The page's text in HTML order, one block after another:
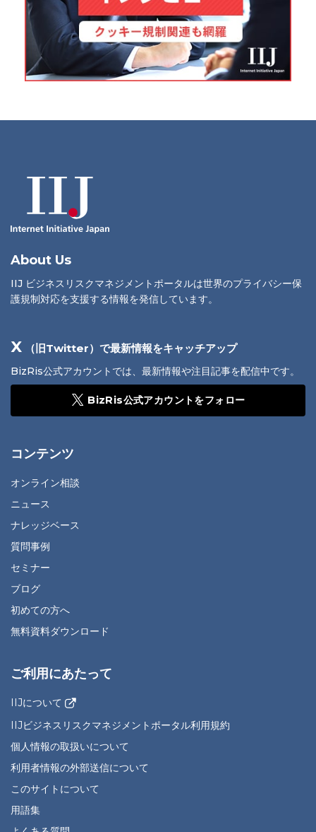
About Us
IIJ ビジネスリスクマネジメントポータルは世界のプライバシー保
護規制対応を支援する情報を発信しています。
X （旧Twitter）で最新情報をキャッチアップ
BizRis公式アカウントでは、最新情報や注目記事を配信中です。
BizRis公式アカウントをフォロー
コンテンツ
オンライン相談
ニュース
ナレッジベース
質問事例
セミナー
ブログ
初めての方へ
無料資料ダウンロード
ご利用にあたって
IIJについて
IIJビジネスリスクマネジメントポータル利用規約
個人情報の取扱いについて
利用者情報の外部送信について
このサイトについて
用語集